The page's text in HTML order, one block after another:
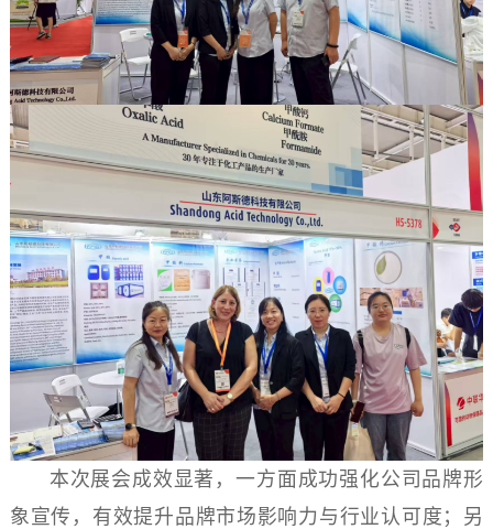
本次展会成效显著，一方面成功强化公司品牌形
象宣传，有效提升品牌市场影响力与行业认可度；另